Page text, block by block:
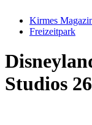
Kirmes
Freizeitpark
Studios